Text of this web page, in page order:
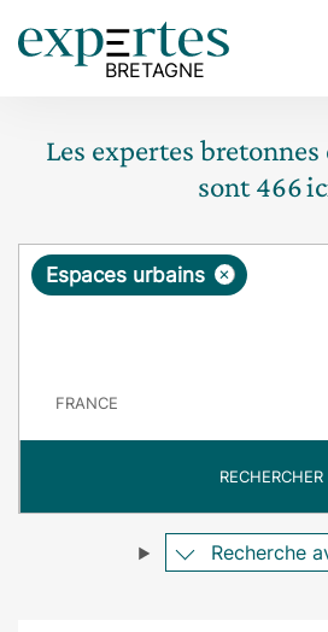
Les expertes
sont466
R
ê
e
×
Espaces urbains
RECHERCHER
Recherche